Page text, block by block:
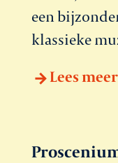
een
klassieke
Lees meer